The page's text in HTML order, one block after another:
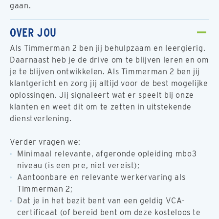
gaan.
OVER JOU
Als Timmerman 2 ben jij behulpzaam en leergierig.
Daarnaast heb je de drive om te blijven leren en om
je te blijven ontwikkelen. Als Timmerman 2 ben jij
klantgericht en zorg jij altijd voor de best mogelijke
oplossingen. Jij signaleert wat er speelt bij onze
klanten en weet dit om te zetten in uitstekende
dienstverlening.
Verder vragen we:
Minimaal relevante, afgeronde opleiding mbo3
niveau (is een pre, niet vereist);
Aantoonbare en relevante werkervaring als
Timmerman 2;
Dat je in het bezit bent van een geldig VCA-
certificaat (of bereid bent om deze kosteloos te